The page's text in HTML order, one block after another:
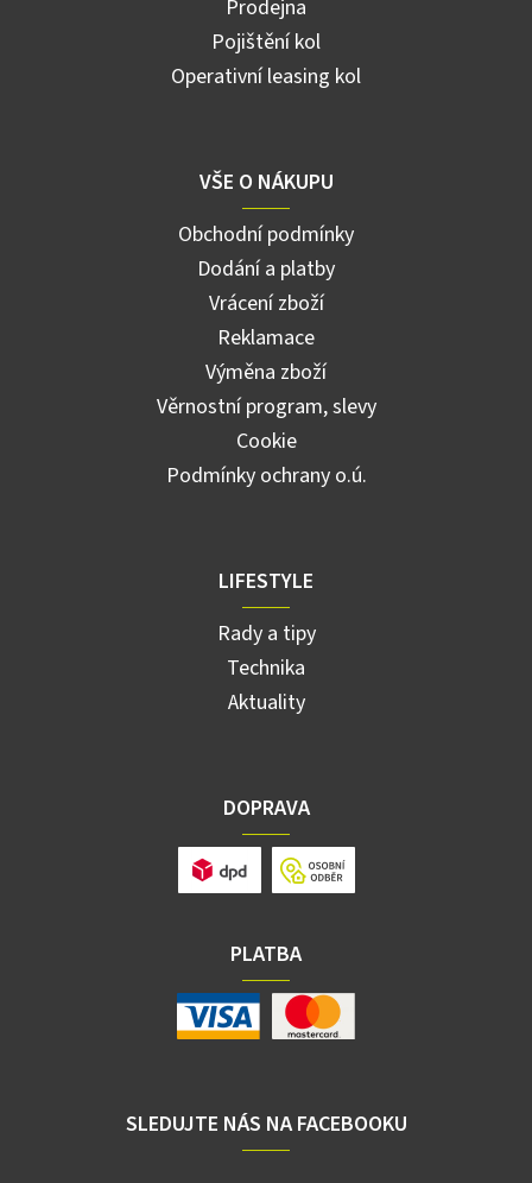
Prodejna
Pojištění kol
Operativní leasing kol
VŠE O NÁKUPU
Obchodní podmínky
Dodání a platby
Vrácení zboží
Reklamace
Výměna zboží
Věrnostní program, slevy
Cookie
Podmínky ochrany o.ú.
LIFESTYLE
Rady a tipy
Technika
Aktuality
DOPRAVA
PLATBA
SLEDUJTE NÁS NA FACEBOOKU